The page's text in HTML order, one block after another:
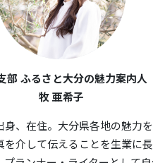
部 ふるさと大分の魅力案内人
牧 亜希子
身、在住。大分県各地の魅力
を介して伝えることを生業に